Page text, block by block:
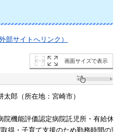
部サイトへリンク）
画面サイズで表示
太郎 （所在地：宮崎市）
院機能評価認定病院託児所・有給休
得・子育て支援のため勤務時間の